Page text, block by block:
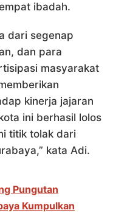
ibadah.
dari segenap
dan para
masyarakat
kinerja jajaran
ini berhasil lolos
titik tolak dari
kata Adi.
Pungutan
Kumpulkan